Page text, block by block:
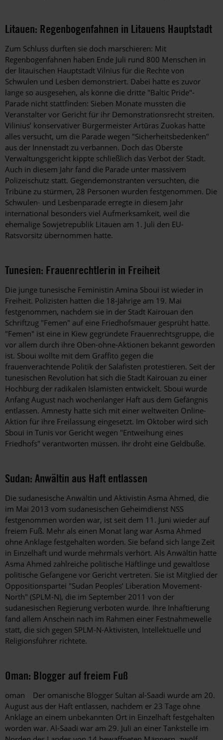
Litauen: Regenbogenfahnen in Litauens Hauptstadt
Zum Schluss durften sie doch marschieren: Mit
Regenbogenfahnen haben Ende Juli rund 800 Menschen in
der litauischen Hauptstadt Vilnius für die Rechte von
Schwulen und Lesben demonstriert. Dabei hatte es zuvor
lange so ausgesehen, als könne die dritte "Baltic Pride"-
Parade nicht stattfinden: Sieben Monate mussten die
Veranstalter vor Gericht für ihr Demonstrationsrecht streiten.
Vilinius’ konservativer Bürgermeister Artūras Zuokas hatte
alles versucht, um die Parade wegen "Sicherheitsbedenken"
aus der Innenstadt zu verbannen. Doch das Oberste
Verwaltungsgericht kippte schließlich das Verbot der Stadt.
Auch in diesem Jahr fand die Parade unter massivem
Polizeischutz statt. Gegendemonstranten versuchten, die
Tribüne zu stürmen, 28 Personen wurden festgenommen. Die
Schwulen- und Lesbenparade erregte in diesem Jahr
international besonders viel Aufmerksamkeit, weil die
ehemalige Sowjetrepublik Litauen am 1. Juli den EU-
Ratsvorsitz übernommen hatte.
Tunesien: Frauenrechtlerin in Freiheit
Die junge tunesische Feministin Amina Sboui ist wieder in
Freiheit. Polizisten hatten die 18-Jährige am 19. Mai
festgenommen, nachdem sie in der Stadt Kairouan den
Schriftzug "Femen" auf eine Friedhofsmauer gesprüht hatte.
"Femen" ist eine in Kiew gegründete Frauenrechtsgruppe, die
vor allem durch ihre Oben-ohne-Aktionen bekannt geworden
ist. Sboui wollte mit dem Graffito gegen die
frauenverachtende Politik der Salafisten protestieren. Seit der
tunesischen Revolution hat sich die Stadt Kairouan zu einer
Hochburg der radikalen Islamisten entwickelt. Sboui wurde
Anfang August nach wochenlanger Haft aus dem Gefängnis
entlassen. Amnesty hatte sich mit einer weltweiten Online-
Aktion für ihre Freilassung eingesetzt. Im Oktober wird sich
Sboui in Tunis vor Gericht wegen "Entweihung eines
Friedhofs" verantworten müssen. Ihr droht eine Geldbuße.
Sudan: Anwältin aus Haft entlassen
Die sudanesische Anwältin und Aktivistin Asma Ahmed, die
im Mai 2013 vom sudanesischen Geheimdienst NSS
festgenommen worden war, ist seit dem 11. Juni wieder auf
freiem Fuß. Mehr als einen Monat lang war Asma Ahmed
ohne Anklage festgehalten worden. Sie befand sich lange Zeit
in Einzelhaft und wurde mehrmals verhört. Als Anwältin hatte
Asma Ahmed zahlreiche politische Häftlinge und gewaltlose
politische Gefangene vor Gericht vertreten. Sie ist Mitglied der
Oppositionspartei "Sudan Peoples’ Liberation Movement-
North" (SPLM-N), die im September 2011 von der
sudanesischen Regierung verboten wurde. Ihre Inhaftierung
fand allem Anschein nach im Rahmen einer Festnahmewelle
statt, die sich gegen SPLM-N-Aktivisten, Intellektuelle und
Religionsführer richtete.
Oman: Blogger auf freiem Fuß
oman Der omanische Blogger Sultan al-Saadi wurde am 20.
August aus der Haft entlassen, nachdem er 23 Tage ohne
Anklage an einem unbekannten Ort in Einzelhaft festgehalten
worden war. Al-Saadi war am 29. Juli an einer Tankstelle im